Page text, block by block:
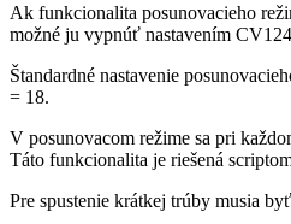
Ak funkcionalita posunovacieho
možné ju vypnúť nastavením
Štandardné nastavenie
= 18.
V posunovacom režime sa pri
Táto funkcionalita je riešená
Pre spustenie krátkej trúby musia